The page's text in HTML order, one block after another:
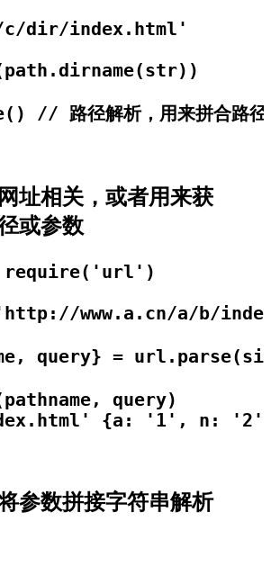
dir/index.html'
路径解析，用来拼合路径
址相关，或者用来获
或参数
require('url')
www.a.cn/a/b/
query} =
query)
{a: '1', n:
参数拼接字符串解析